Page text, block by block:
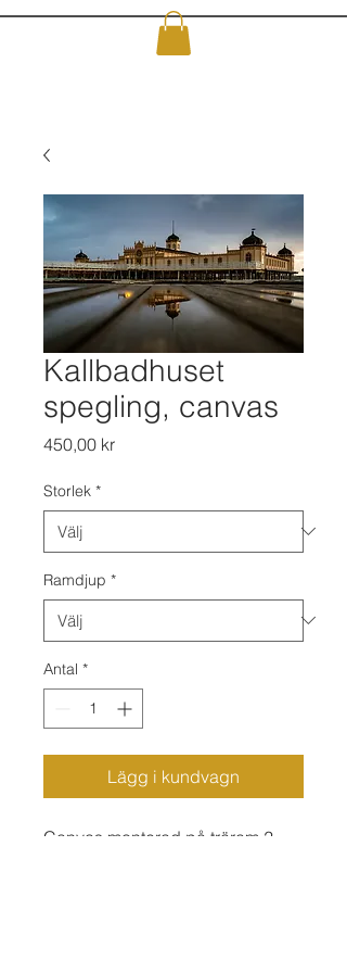
Kallbadhuset
spegling, canvas
450,00 krPris
Storlek *
Ramdjup *
Antal *
Lägg i kundvagn
Canvas monterad på träram 2